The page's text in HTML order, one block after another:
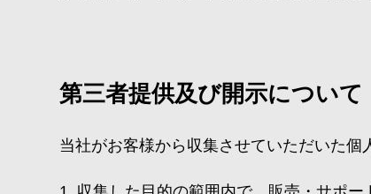
第三者提供及び開示について
当社がお客様から収集させていただいた個